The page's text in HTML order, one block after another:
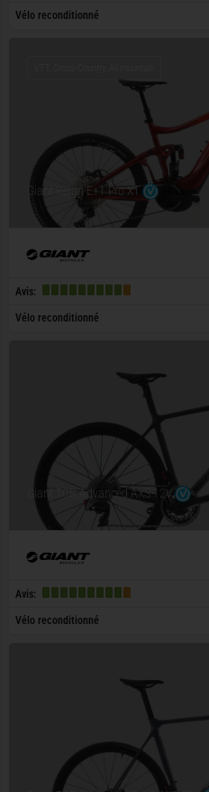
Vélo reconditionné
Giant Reign E+1 Pro XT
Avis:
Vélo reconditionné
Giant TCR Advanced AXS 12V
Avis:
Vélo reconditionné